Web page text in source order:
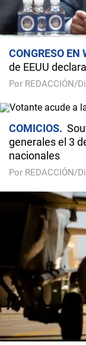
CONGRESO EN
de EEUU
Por REDACCIÓN/
COMICIOS
generales el 3
nacionales
Por REDACCIÓN/